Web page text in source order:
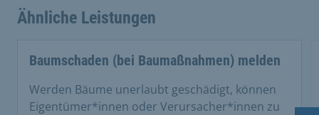
Ähnliche Leistungen
Baumschaden (bei Baumaßnahmen) melden
Werden Bäume unerlaubt geschädigt, können
Eigentümer*innen oder Verursacher*innen zu